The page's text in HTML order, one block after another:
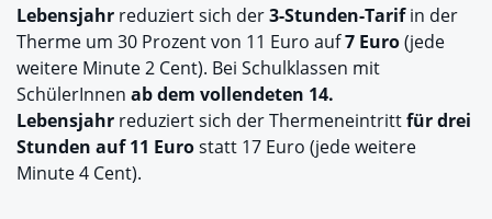
Lebensjahr reduziert sich der3-Stunden-Tarifin der
Therme um 30 Prozent von 11 Euro auf7 Euro(jede
weitere Minute 2 Cent). Bei Schulklassen mit
SchülerInnen ab dem vollendeten 14.
Lebensjahr reduziert sich der Thermeneintrittfür drei
Stunden auf 11 Eurostatt 17 Euro (jede weitere
Minute 4 Cent).